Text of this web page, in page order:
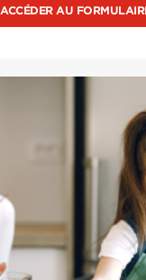
ACCÉDER AU